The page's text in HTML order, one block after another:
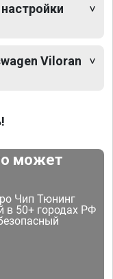
Viloran
может
Чип Тюнинг
в 50+ городах РФ